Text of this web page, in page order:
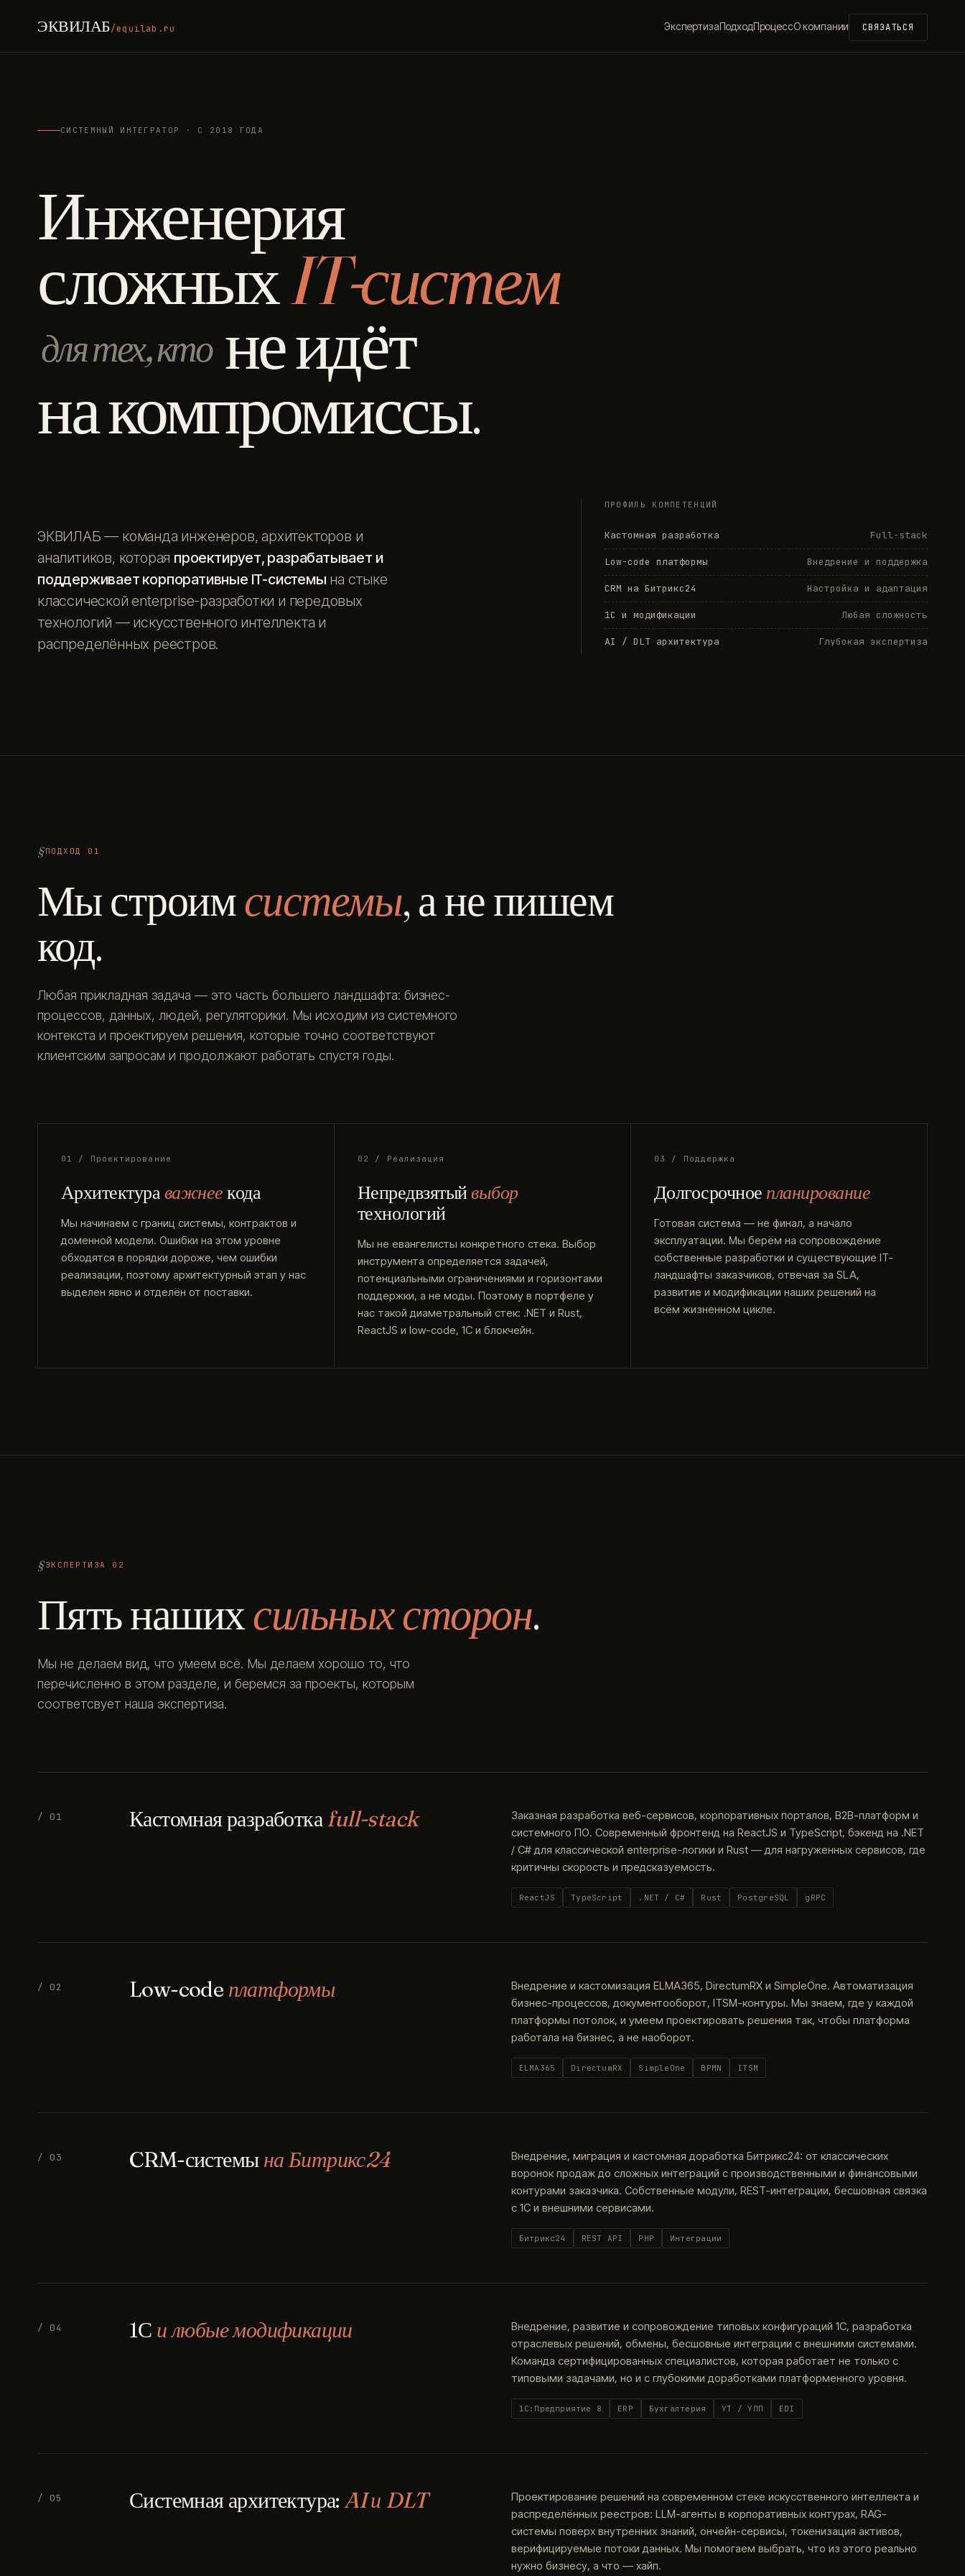
ЭКВИЛАБ/equilab.ru ЭкспертизаПодходПроцессО компании СВЯЗАТЬСЯ
СИСТЕМНЫЙ ИНТЕГРАТОР · С 2018 ГОДА
Инженерия
сложныхIT-систем
для тех, кто не идёт
на компромиссы.
ЭКВИЛАБ — команда инженеров, архитекторов и
аналитиков, которая проектирует, разрабатывает и
поддерживает корпоративные IT-системы на стыке
классической enterprise-разработки и передовых
технологий — искусственного интеллекта и
распределённых реестров.
ПРОФИЛЬ КОМПЕТЕНЦИЙ
Кастомная разработка Full-stack
Low-code платформы Внедрение и поддержка
CRM на Битрикс24 Настройка и адаптация
1С и модификации Любая сложность
AI / DLT архитектура Глубокая экспертиза
ПОДХОД 01
Мы строимсистемы, а не пишем
код.
Любая прикладная задача — это часть большего ландшафта: бизнес-
процессов, данных, людей, регуляторики. Мы исходим из системного
контекста и проектируем решения, которые точно соответствуют
клиентским запросам и продолжают работать спустя годы.
01 / Проектирование
Архитектураважнеекода
Мы начинаем с границ системы, контрактов и
доменной модели. Ошибки на этом уровне
обходятся в порядки дороже, чем ошибки
реализации, поэтому архитектурный этап у нас
выделен явно и отделён от поставки.
02 / Реализация
Непредвзятыйвыбор
технологий
Мы не евангелисты конкретного стека. Выбор
инструмента определяется задачей,
потенциальными ограничениями и горизонтами
поддержки, а не моды. Поэтому в портфеле у
нас такой диаметральный стек: .NET и Rust,
ReactJS и low-code, 1С и блокчейн.
03 / Поддержка
Долгосрочное планирование
Готовая система — не финал, а начало
эксплуатации. Мы берём на сопровождение
собственные разработки и существующие IT-
ландшафты заказчиков, отвечая за SLA,
развитие и модификации наших решений на
всём жизненном цикле.
ЭКСПЕРТИЗА 02
Пять нашихсильных сторон.
Мы не делаем вид, что умеем всё. Мы делаем хорошо то, что
перечисленно в этом разделе, и беремся за проекты, которым
соответсвует наша экспертиза.
/ 01 Кастомная разработкаfull-stack
Заказная разработка веб-сервисов, корпоративных порталов, B2B-платформ и
системного ПО. Современный фронтенд на ReactJS и TypeScript, бэкенд на .NET
/ C# для классической enterprise-логики и Rust — для нагруженных сервисов, где
критичны скорость и предсказуемость.
ReactJS TypeScript .NET / C# Rust PostgreSQL gRPC
/ 02 Low-code платформы
Внедрение и кастомизация ELMA365, DirectumRX и SimpleOne. Автоматизация
бизнес-процессов, документооборот, ITSM-контуры. Мы знаем, где у каждой
платформы потолок, и умеем проектировать решения так, чтобы платформа
работала на бизнес, а не наоборот.
ELMA365 DirectumRX SimpleOne BPMN ITSM
/ 03 CRM-системына Битрикс24
Внедрение, миграция и кастомная доработка Битрикс24: от классических
воронок продаж до сложных интеграций с производственными и финансовыми
контурами заказчика. Собственные модули, REST-интеграции, бесшовная связка
с 1С и внешними сервисами.
Битрикс24 REST API PHP Интеграции
/ 04 1С и любые модификации
Внедрение, развитие и сопровождение типовых конфигураций 1С, разработка
отраслевых решений, обмены, бесшовные интеграции с внешними системами.
Команда сертифицированных специалистов, которая работает не только с
типовыми задачами, но и с глубокими доработками платформенного уровня.
1С:Предприятие 8 ERP Бухгалтерия УТ / УПП EDI
/ 05 Системная архитектура:AI и DLT
Проектирование решений на современном стеке искусственного интеллекта и
распределённых реестров: LLM-агенты в корпоративных контурах, RAG-
системы поверх внутренних знаний, ончейн-сервисы, токенизация активов,
верифицируемые потоки данных. Мы помогаем выбрать, что из этого реально
нужно бизнесу, а что — хайп.